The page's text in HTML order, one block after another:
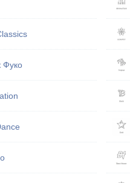
Фуко